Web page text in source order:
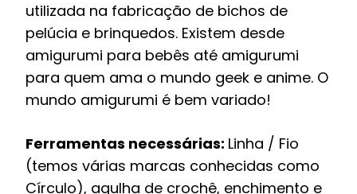
utilizada na fabricação de bichos de
pelúcia e brinquedos. Existem desde
amigurumi para bebês até amigurumi
para quem ama o mundo geek e anime. O
mundo amigurumi é bem variado!
Ferramentas necessárias: Linha / Fio
(temos várias marcas conhecidas como
Círculo), agulha de crochê, enchimento e